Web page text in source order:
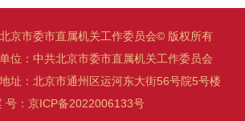
京市委市直属机关工作委员会© 版权所有
位：中共北京市委市直属机关工作委员会
址：北京市通州区运河东大街56号院5号楼
号：京ICP备2022006133号